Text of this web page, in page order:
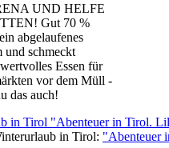
UND HELFE
Gut 70 %
abgelaufenes
und schmeckt
Essen für
vor dem Müll -
das auch!
in Tirol: "Abenteuer